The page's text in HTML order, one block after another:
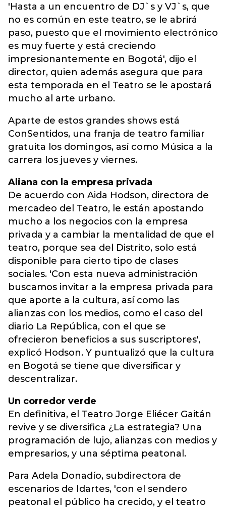
'Hasta a un encuentro de DJ`s y VJ`s, que
no es común en este teatro, se le abrirá
paso, puesto que el movimiento electrónico
es muy fuerte y está creciendo
impresionantemente en Bogotá', dijo el
director, quien además asegura que para
esta temporada en el Teatro se le apostará
mucho al arte urbano.
Aparte de estos grandes shows está
ConSentidos, una franja de teatro familiar
gratuita los domingos, así como Música a la
carrera los jueves y viernes.
Aliana con la empresa privada
De acuerdo con Aida Hodson, directora de
mercadeo del Teatro, le están apostando
mucho a los negocios con la empresa
privada y a cambiar la mentalidad de que el
teatro, porque sea del Distrito, solo está
disponible para cierto tipo de clases
sociales. 'Con esta nueva administración
buscamos invitar a la empresa privada para
que aporte a la cultura, así como las
alianzas con los medios, como el caso del
diario La República, con el que se
ofrecieron beneficios a sus suscriptores',
explicó Hodson. Y puntualizó que la cultura
en Bogotá se tiene que diversificar y
descentralizar.
Un corredor verde
En definitiva, el Teatro Jorge Eliécer Gaitán
revive y se diversifica ¿La estrategia? Una
programación de lujo, alianzas con medios y
empresarios, y una séptima peatonal.
Para Adela Donadío, subdirectora de
escenarios de Idartes, 'con el sendero
peatonal el público ha crecido, y el teatro